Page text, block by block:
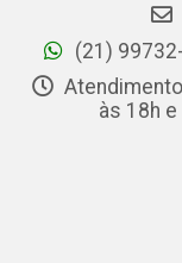
(21)
às 18h